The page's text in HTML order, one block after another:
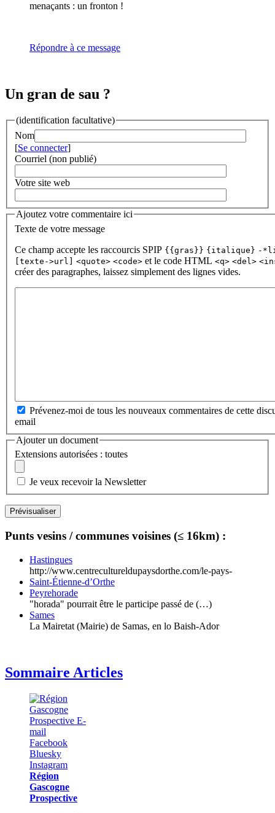
menaçants : un fronton !
Répondre à ce message
Un gran de sau ?
(identification facultative)
Nom
[Se connecter]
Courriel (non publié)
Votre site web
Ajoutez votre commentaire ici
Texte de votre message
Ce champ accepte les raccourcis SPIP {{gras}} {italique} -
[texte->url] <quote> <code> et le code HTML <q> <del>
créer des paragraphes, laissez simplement des lignes vides.
Prévenez-moi de tous les nouveaux commentaires de cette
email
Ajouter un document
Extensions autorisées : toutes
Je veux recevoir la Newsletter
Punts vesins / communes voisines (≤ 16km) :
Hastingues
http://www.centrecultureldupaysdorthe.com/le-pays-
Saint-Étienne-d’Orthe
Peyrehorade
"horada" pourrait être le participe passé de (…)
Sames
La Mairetat (Mairie) de Samas, en lo Baish-Ador
Sommaire Articles
Région
Gascogne
Prospective